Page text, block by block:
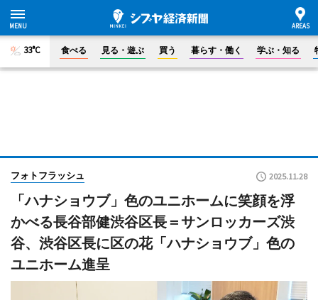
33°C 食べる 見る・遊ぶ 買う 暮らす・働く 学ぶ・知る
フォトフラッシュ 2025.11.28
「ハナショウブ」色のユニホームに笑顔を浮
かべる長谷部健渋谷区長＝サンロッカーズ渋
谷、渋谷区長に区の花「ハナショウブ」色の
ユニホーム進呈